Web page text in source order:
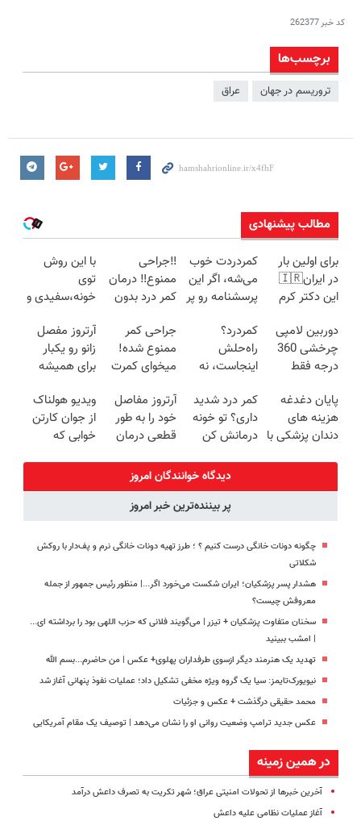
کد خبر262377
برچسب‌ها
تروریسم در جهان عراق
مطالب پیشنهادی
برای اولین بار
در ایران🇮🇷
این دکتر کرم
روزه ساخت!
کمردردت خوب
می‌شه، اگر این
پرسشنامه رو پر
‼️جراحی
ممنوع‼️ درمان
کمر درد بدون
نقاهت
با این روش
توی
خونه،سفیدی و
برگردون
(40%off)
دوربین لامپی
چرخشی 360
درجه فقط
🔥 پرداخت
درب منزل
کمردرد؟
راه‌حلش
اینجاست، نه
جراحی کمر
ممنوع شده!
میخوای کمرت
درمان کنی؟
((پرسش‌نامه))
آرتروز مفصل
زانو رو یکبار
برای همیشه
◗پرسش‌نامه◖
پایان دغدغه
هزینه های
دندان پزشکی با
کمر درد شدید
داری؟ تو خونه
درمانش کن
رو پرکن)
آرتروز مفاصل
خود را به طور
قطعی درمان
◗پرسش‌نامه◖
ویدیو هولناک
از جوان کارتن
خوابی که
دیدگاه خوانندگان امروز
پر بیننده‌ترین خبر امروز
چگونه دونات خانگی درست کنیم ؟ ؛ طرز تهیه دونات خانگی نرم و پف‌دار با روکش
شکلاتی
هشدار پسر پزشکیان؛ ایران شکست می‌خورد اگر...| منظور رئیس جمهور از جمله
معروفش چیست؟
سخنان متفاوت پزشکیان + تیزر | می‌گویند فلانی که حزب اللهی بود را برداشته ای...
| امشب ببینید
تهدید یک هنرمند دیگر ازسوی طرفداران پهلوی+ عکس | من حاضرم...بسم الله
نیویورک‌تایمز: سیا یک گروه ویژه مخفی تشکیل داد؛ عملیات نفوذ پنهانی آغاز شد
محمد حقیقی درگذشت + عکس و جزئیات
عکس جدید ترامپ وضعیت روانی او را نشان می‌دهد | توصیف یک مقام آمریکایی
در همین زمینه
آخرین خبرها از تحولات امنیتی عراق؛ شهر تکریت به تصرف داعش درآمد
آغاز عملیات نظامی علیه داعش